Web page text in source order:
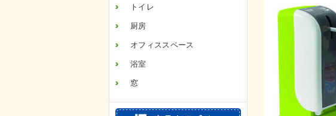
トイレ
厨房
オフィススペース
浴室
窓